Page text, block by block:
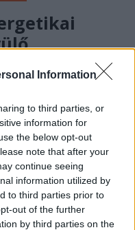
Information
to third parties, or
information for
the below opt-out
note that after your
continue seeing
information utilized by
to third parties prior to
out of the further
by third parties on the
a hét
meg még
pazarlást? A
nem.